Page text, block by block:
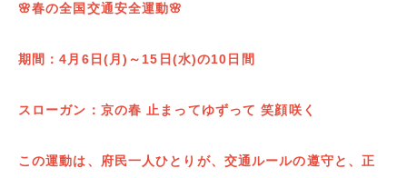
🌸春の全国交通安全運動🌸
期間：4月6日(月)～15日(水)の10日間
スローガン：京の春 止まってゆずって 笑顔咲く
この運動は、府民一人ひとりが、交通ルールの遵守と、正